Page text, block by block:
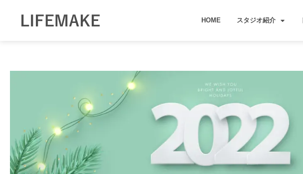
HOME スタジオ紹介